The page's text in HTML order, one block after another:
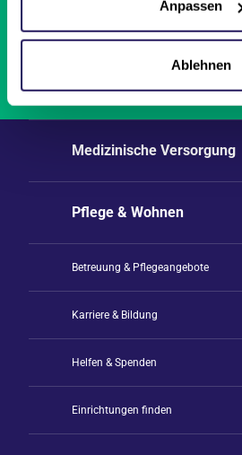
Anpassen
Ablehnen
Stellenangebote
Ansprechpartner*innen
Medizinische Versorgung
Pflege & Wohnen
Betreuung & Pflegeangebote
Karriere & Bildung
Helfen & Spenden
Einrichtungen finden